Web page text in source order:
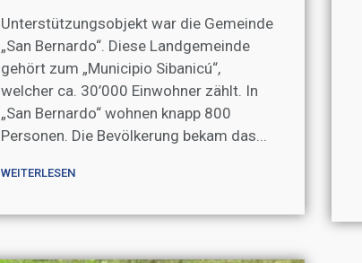
Unterstützungsobjekt war die Gemeinde
„San Bernardo“. Diese Landgemeinde
gehört zum „Municipio Sibanicú“,
welcher ca. 30’000 Einwohner zählt. In
„San Bernardo“ wohnen knapp 800
Personen. Die Bevölkerung bekam das...
WEITERLESEN